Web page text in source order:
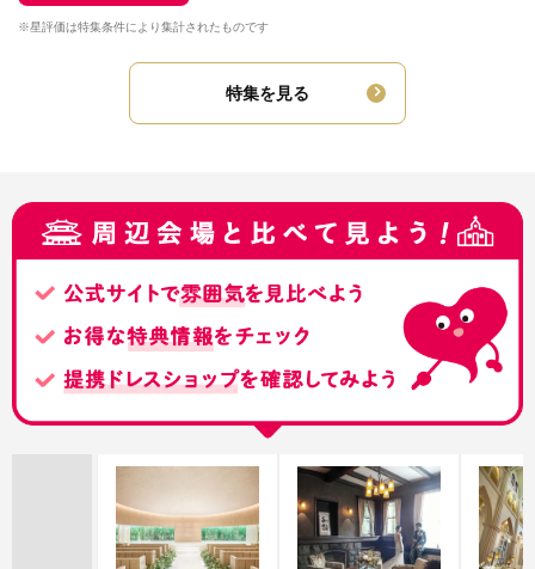
※星評価は特集条件により集計されたものです
特集を見る